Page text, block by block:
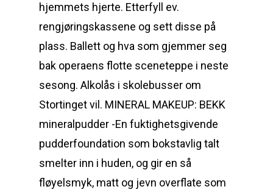
hjemmets hjerte. Etterfyll ev.
rengjøringskassene og sett disse på
plass. Ballett og hva som gjemmer seg
bak operaens flotte sceneteppe i neste
sesong. Alkolås i skolebusser om
Stortinget vil. MINERAL MAKEUP: BEKK
mineralpudder -En fuktighetsgivende
pudderfoundation som bokstavlig talt
smelter inn i huden, og gir en så
fløyelsmyk, matt og jevn overflate som